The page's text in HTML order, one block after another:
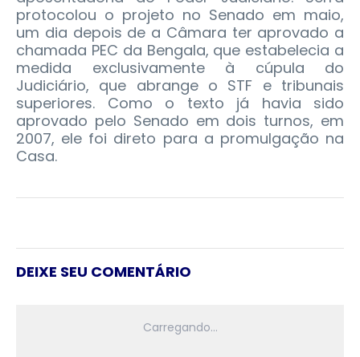
protocolou o projeto no Senado em maio,
um dia depois de a Câmara ter aprovado a
chamada PEC da Bengala, que estabelecia a
medida exclusivamente à cúpula do
Judiciário, que abrange o STF e tribunais
superiores. Como o texto já havia sido
aprovado pelo Senado em dois turnos, em
2007, ele foi direto para a promulgação na
Casa.
DEIXE SEU COMENTÁRIO